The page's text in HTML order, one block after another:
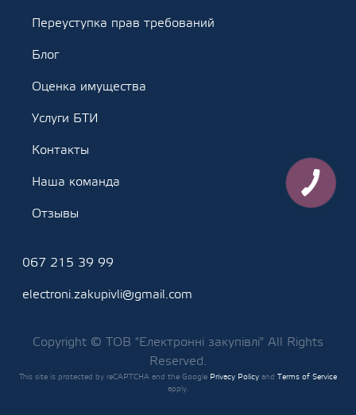
Переуступка прав требований
Блог
Оценка имущества
Услуги БТИ
Контакты
Наша команда
Отзывы
067 215 39 99
electroni.zakupivli@gmail.com
Copyright © ТОВ "Електронні закупівлі" All Rights
Reserved.
This site is protected by reCAPTCHA and the Google Privacy Policy and Terms of Service
apply.